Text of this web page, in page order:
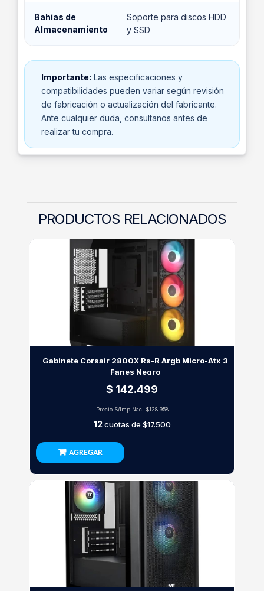
Bahías de
Almacenamiento
Soporte para discos HDD
y SSD
Importante: Las especificaciones y
compatibilidades pueden variar según revisión
de fabricación o actualización del fabricante.
Ante cualquier duda, consultanos antes de
realizar tu compra.
PRODUCTOS RELACIONADOS
Gabinete Corsair 2800X Rs-R Argb Micro-Atx 3
Fanes Negro
$ 142.499
Precio S/Imp.Nac. $128.958
12cuotas de $17.500
AGREGAR